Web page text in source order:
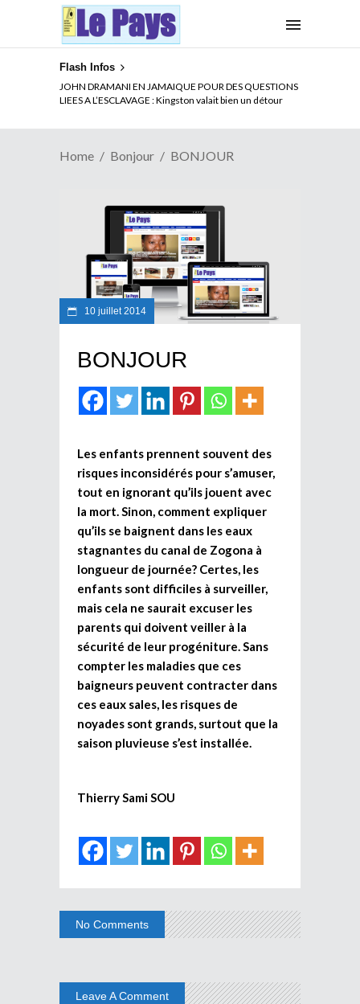
Flash Infos
JOHN DRAMANI EN JAMAIQUE POUR DES QUESTIONS
LIEES A L’ESCLAVAGE : Kingston valait bien un détour
Home Bonjour BONJOUR
10 juillet 2014
BONJOUR
Les enfants prennent souvent des
risques inconsidérés pour s’amuser,
tout en ignorant qu’ils jouent avec
la mort. Sinon, comment expliquer
qu’ils se baignent dans les eaux
stagnantes du canal de Zogona à
longueur de journée? Certes, les
enfants sont difficiles à surveiller,
mais cela ne saurait excuser les
parents qui doivent veiller à la
sécurité de leur progéniture. Sans
compter les maladies que ces
baigneurs peuvent contracter dans
ces eaux sales, les risques de
noyades sont grands, surtout que la
saison pluvieuse s’est installée.
Thierry Sami SOU
No Comments
Leave A Comment